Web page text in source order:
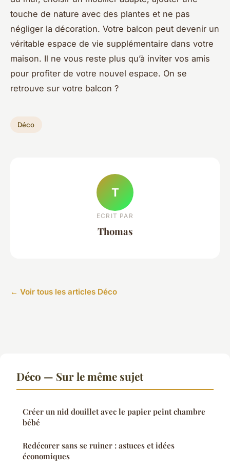
touche de nature avec des plantes et ne pas
négliger la décoration. Votre balcon peut devenir un
véritable espace de vie supplémentaire dans votre
maison. Il ne vous reste plus qu’à inviter vos amis
pour profiter de votre nouvel espace. On se
retrouve sur votre balcon ?
Déco
T
ECRIT PAR
Thomas
← Voir tous les articles Déco
Déco — Sur le même sujet
Créer un nid douillet avec le papier peint chambre
bébé
Redécorer sans se ruiner : astuces et idées
économiques